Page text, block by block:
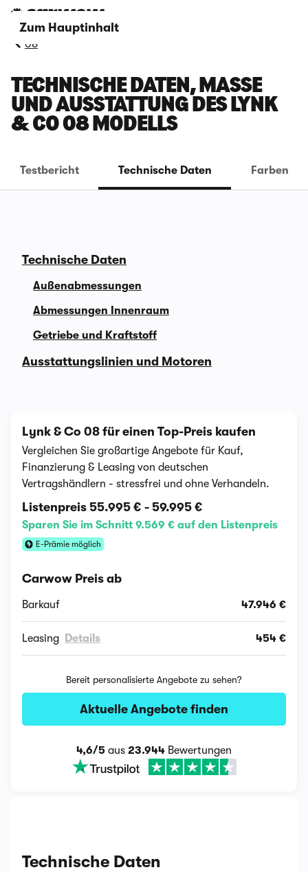
Zum Hauptinhalt
08
TECHNISCHE DATEN, MASSE U
ND AUSSTATTUNG DES LYNK &
CO 08 MODELLS
Testbericht Technische Daten Farben
Technische Daten
Außenabmessungen
Abmessungen Innenraum
Getriebe und Kraftstoff
Ausstattungslinien und Motoren
Lynk & Co 08 für einen Top-Preis kaufen
Vergleichen Sie großartige Angebote für Kauf,
Finanzierung & Leasing von deutschen
Vertragshändlern - stressfrei und ohne Verhandeln.
Listenpreis 55.995 € - 59.995 €
Sparen Sie im Schnitt 9.569 € auf den Listenpreis
E-Prämie möglich
Carwow Preis ab
Barkauf 47.946 €
Leasing Details 454 €
Bereit personalisierte Angebote zu sehen?
Aktuelle Angebote finden
4,6/5 aus 23.944 Bewertungen
Technische Daten